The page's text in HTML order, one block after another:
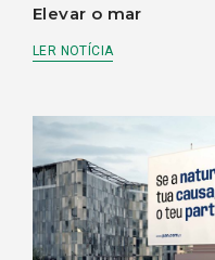
Elevar o mar
LER NOTÍCIA